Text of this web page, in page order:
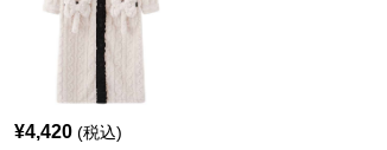
¥4,420 (税込)